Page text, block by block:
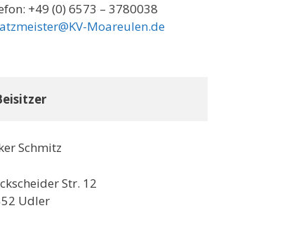
+49 (0) 6573 – 3780038
Moareulen.de
Schmitz
Str. 12
Udler